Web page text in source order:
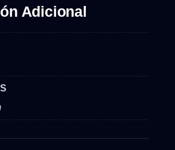
Adicional